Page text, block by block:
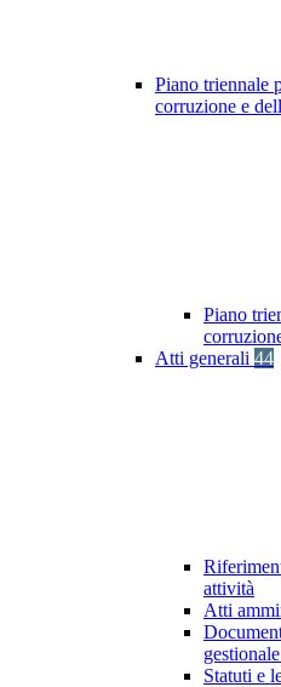
Piano triennale
corruzione e
Piano
Atti generali 44
attività
Atti
gestionale
Statuti e